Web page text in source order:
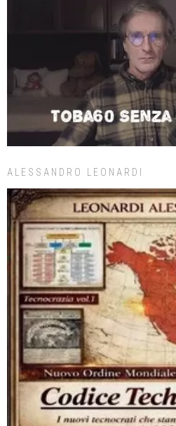
ALESSANDRO LEONARDI